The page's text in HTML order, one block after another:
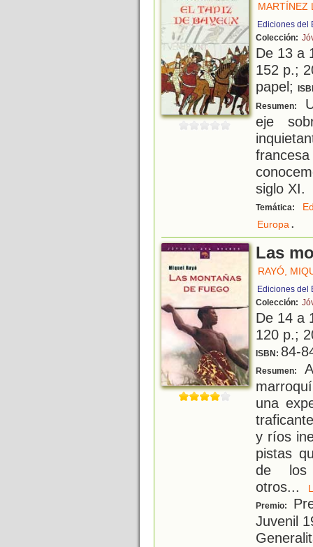
MARTÍNEZ
Ediciones del
Colección:
De 13 a
152 p.;
papel;
Resumen:
eje
siglo XI.
Temática:
Europa.
Las
RAYÓ,
Ediciones del
Colección:
De 14 a
120 p.;
ISBN: 84-
Resumen:
una
y ríos
pistas
de los
otros...
Premio:
Juvenil